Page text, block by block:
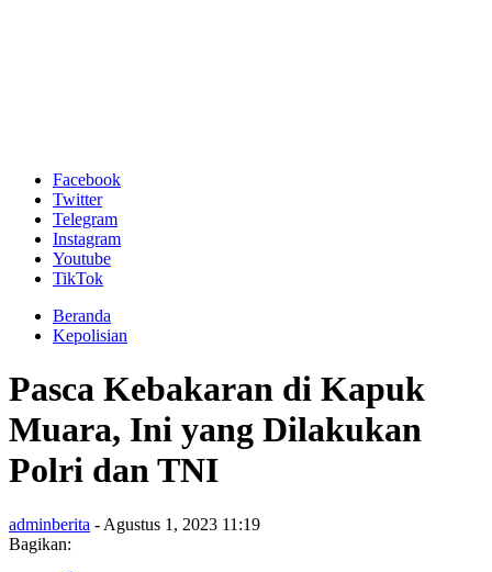
Facebook
Twitter
Telegram
Instagram
Youtube
TikTok
Beranda
Kepolisian
Pasca Kebakaran di Kapuk
Muara, Ini yang Dilakukan
Polri dan TNI
adminberita - Agustus 1, 2023 11:19
Bagikan: